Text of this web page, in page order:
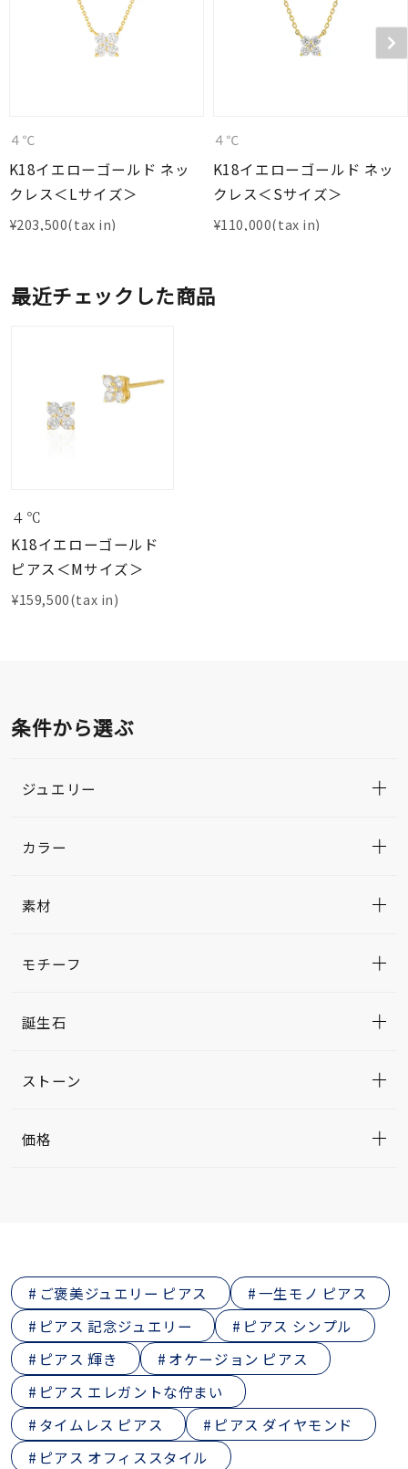
４℃
K18イエローゴールド ネッ
クレス＜Lサイズ＞
¥203,500
４℃
K18イエローゴールド ネッ
クレス＜Sサイズ＞
¥110,000
最近チェックした商品
４℃
K18イエローゴールド
ピアス＜Mサイズ＞
¥159,500(tax in)
条件から選ぶ
ジュエリー
カラー
素材
モチーフ
誕生石
ストーン
価格
ご褒美ジュエリー ピアス
一生モノ ピアス
ピアス 記念ジュエリー
ピアス シンプル
ピアス 輝き
オケージョン ピアス
ピアス エレガントな佇まい
タイムレス ピアス
ピアス ダイヤモンド
ピアス オフィススタイル